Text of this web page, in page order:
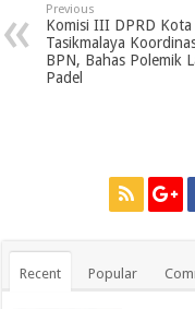
Previous
Komisi III DPRD Kota
Tasikmalaya
BPN, Bahas Polemik
Padel
Recent Popular